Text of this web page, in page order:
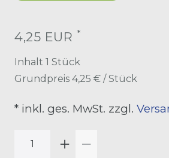
4,25 EUR *
Inhalt 1 Stück
Grundpreis 4,25 € / Stück
* inkl. ges. MwSt. zzgl.